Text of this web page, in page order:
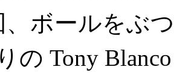
、ボールをぶ
の Tony Blanco